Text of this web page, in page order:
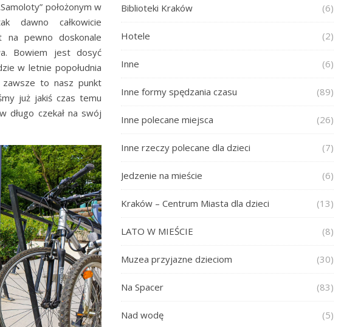
położonym w
dawno całkowicie
na pewno doskonale
Bowiem jest dosyć
w letnie popołudnia
to nasz punkt
już jakiś czas temu
długo czekał na swój
Biblioteki Kraków (6)
Hotele (2)
Inne (6)
Inne formy spędzania czasu (89)
Inne polecane miejsca (26)
Inne rzeczy polecane dla dzieci (7)
Jedzenie na mieście (6)
Kraków – Centrum Miasta dla dzieci (13)
LATO W MIEŚCIE (8)
Muzea przyjazne dzieciom (30)
Na Spacer (83)
Nad wodę (5)